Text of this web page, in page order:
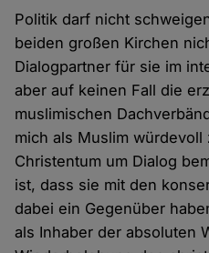
Politik darf nicht
beiden großen Kirchen
Dialogpartner für sie im
aber auf keinen Fall die
muslimischen
mich als Muslim
Christentum um Dialog
ist, dass sie mit den
dabei ein Gegenüber
als Inhaber der absoluten